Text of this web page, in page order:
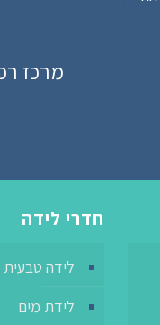
מרכז רפואי
חדרי לידה
לידה טבעית
לידת מים